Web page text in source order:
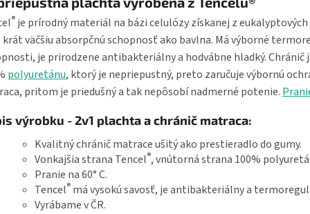
® je prírodný materiál na bázi celulózy získanej z
krát väčšiu absorpčnú schopnosť ako bavlna. Má výborné
je prirodzene antibakteriálny a hodvábne hladký. Chránič
polyuretánu, ktorý je nepriepustný, preto zaručuje výbornú
pritom je priedušný a tak nepôsobí nadmerné potenie.
výrobku - 2v1 plachta a chránič matraca:
Kvalitný chránič matrace ušitý ako prestieradlo do gumy.
Vonkajšia strana Tencel®, vnútorná strana 100%
Pranie na 60° C.
Tencel® má vysokú savosť, je antibakteriálny a
Vyrábame v ČR.